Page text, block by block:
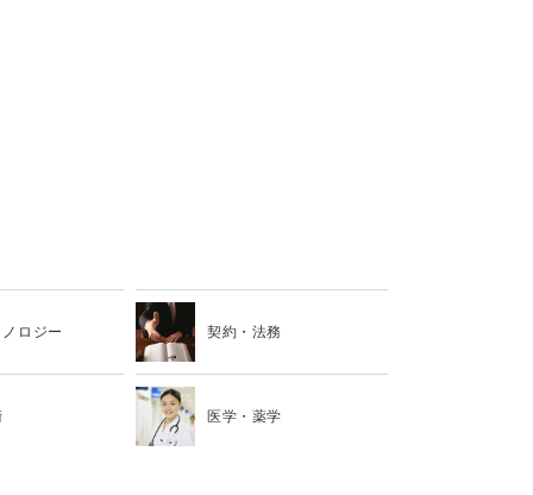
ロジー 契約・法務
医学・薬学